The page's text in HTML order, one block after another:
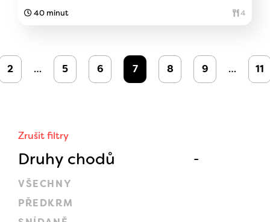
Zrušit filtry
Druhy chodů
VŠECHNY
PŘEDKRM
40 minut 4
2 … 5 6 7 8 9 … 11